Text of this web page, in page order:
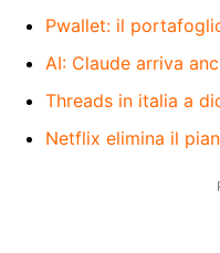
Pwallet: il
AI: Claude arriva
Threads in italia a
Netflix elimina il